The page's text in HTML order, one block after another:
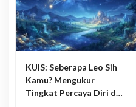
KUIS: Seberapa Leo Sih
Kamu? Mengukur
Tingkat Percaya Diri dan